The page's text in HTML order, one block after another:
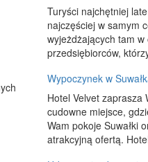
Turyści najchętniej
najczęściej w samym
wyjeżdżających tam
przedsiębiorców,
Wypoczynek w
Hotel Velvet zaprasza
cudowne miejsce,
Wam pokoje Suwałki
atrakcyjną ofertą.